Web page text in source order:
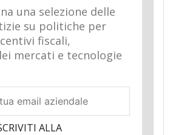
una selezione delle
su politiche per
fiscali,
mercati e tecnologie
ALLA